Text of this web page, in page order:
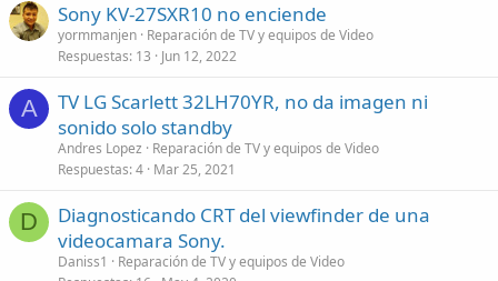
Sony KV-27SXR10 no enciende
yormmanjen Reparación de TV y equipos de Video
Respuestas 13 Jun 12, 2022
A
TV LG Scarlett 32LH70YR, no da imagen ni
sonido solo standby
Andres Lopez
Reparación de TV y equipos de Video
Respuestas 4 Mar 25, 2021
D
Diagnosticando CRT del viewfinder de una
videocamara Sony.
Daniss1
Reparación de TV y equipos de Video